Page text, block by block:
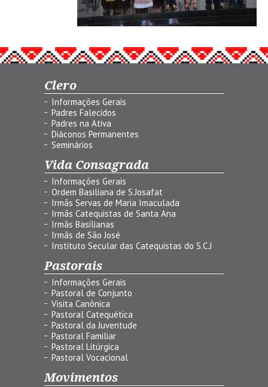
Clero
Informações Gerais
Padres Falecidos
Padres na Ativa
Diáconos Permanentes
Seminários
Vida Consagrada
Informações Gerais
Ordem Basiliana de S.Josafat
Irmãs Servas de Maria Imaculada
Irmãs Catequistas de Santa Ana
Irmãs Basilianas
Irmãs de São José
Instituto Secular das Catequistas do S.C.J
Pastorais
Informações Gerais
Pastoral de Conjunto
Visita Canônica
Pastoral Catequética
Pastoral da Juventude
Pastoral Familiar
Pastoral Litúrgica
Pastoral Vocacional
Movimentos